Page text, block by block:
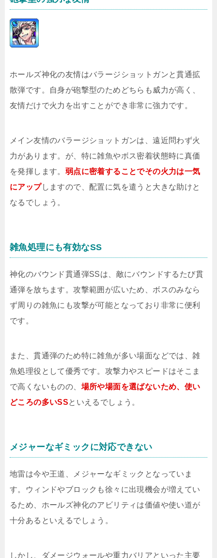
ホールズ神化の友情はバラージショットガンと貫通拡
散弾です。自身が砲撃型のためどちらも威力が高く、
友情だけで火力を出すことができ非常に強力です。
メイン友情のバラージショットガンは、遠近問わず火
力があります。が、特に雑魚やボス密着状態時に真価
を発揮します。 弱点に密着することでその火力は一気
にアップしますので、配置に気を遣うと大きな助けと
なるでしょう。
雑魚処理にも有効なSS
神化のバウンド貫通弾SSは、敵にバウンドするたび貫
通弾を放ちます。攻撃範囲が広いため、ボスのみなら
ず周りの雑魚にも攻撃が可能となっており非常に便利
です。
また、貫通弾のため特に雑魚が多い場面などでは、雑
魚処理役として優秀です。攻撃力やスピードはそこま
で高くないものの、 場所や場面を選ばないため、使い
どころの多いSSといえるでしょう。
メジャーなギミックに対応できない
地雷は今や王道、メジャーなギミックとなっていま
す。ウィンドやブロックも徐々に出現機会が増えてい
るため、ホールズ神化のアビリティは価値や使い道が
十分あるといえるでしょう。
しかし、ダメージウォールや重力バリアといった主要